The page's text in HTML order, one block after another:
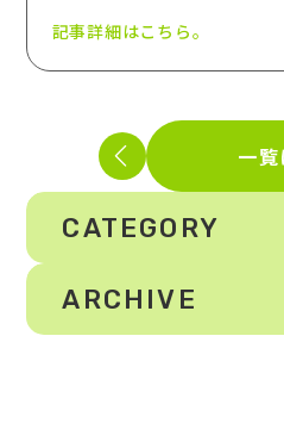
記事詳細はこちら。
一覧
CATEGORY
ARCHIVE